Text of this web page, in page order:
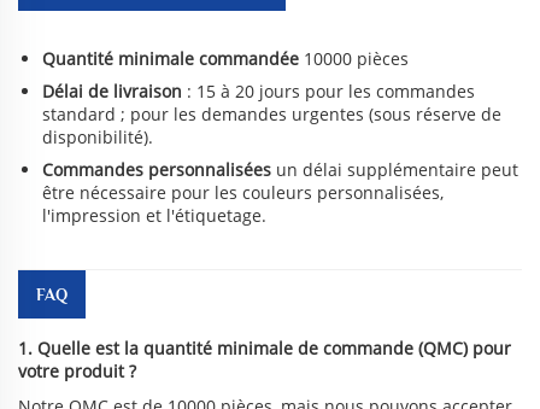
Quantité minimale commandée 10000 pièces
Délai de livraison : 15 à 20 jours pour les commandes
standard ; pour les demandes urgentes (sous réserve de
disponibilité).
Commandes personnalisées un délai supplémentaire peut
être nécessaire pour les couleurs personnalisées,
l'impression et l'étiquetage.
FAQ
1. Quelle est la quantité minimale de commande (QMC) pour
votre produit ?